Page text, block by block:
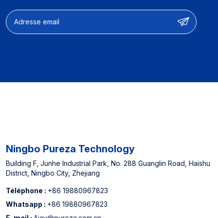
【Expérience du
fabricant】Fournisseur
désigné pour les
Ningbo Pureza Technology
Building F, Junhe Industrial Park, No. 288 Guanglin Road, Haishu
District, Ningbo City, Zhejiang
Téléphone : +86 19880967823
Whatsapp : +86 19880967823